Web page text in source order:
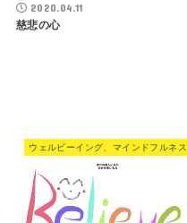
2020.04.11
慈悲の心
ウェルビーイング、マインドフルネス